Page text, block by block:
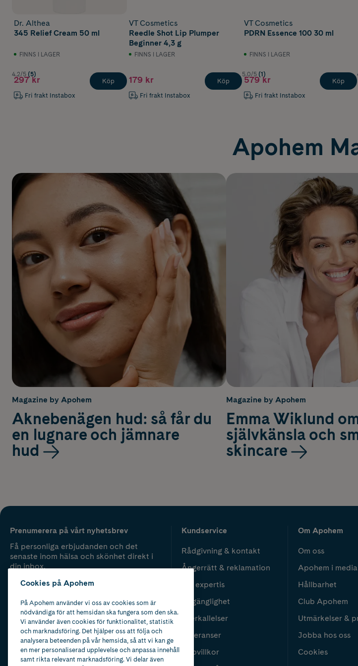
Dr. Althea
345 Relief Cream 50 ml
FINNS I LAGER
4.2/5 (5)
297 kr
Fri frakt Instabox
Köp
VT Cosmetics
Reedle Shot Lip Plumper
Beginner 4,3 g
FINNS I LAGER
179 kr
Fri frakt Instabox
Köp
VT Cosmetics
PDRN Essence 100 30 ml
FINNS I LAGER
5.0/5 (1)
579 kr
Fri frakt Instabox
Köp
Apohem
Magazine by Apohem
Aknebenägen hud: så får du
en lugnare och jämnare
hud
Magazine by Apohem
Emma Wiklund
självkänsla och
skincare
Prenumerera på vårt nyhetsbrev
Få personliga erbjudanden och det
senaste inom hälsa och skönhet direkt i
din inbox.
Kundservice
Rådgivning & kontakt
Ångerrätt & reklamation
Vår expertis
Tillgänglighet
Återkallelser
Leveranser
Köpvillkor
Om Apohem
Om oss
Apohem i media
Hållbarhet
Club Apohem
Utmärkelser &
Jobba hos oss
Cookies
Cookies på Apohem
På Apohem använder vi oss av cookies som är
nödvändiga för att hemsidan ska fungera som den ska.
Vi använder även cookies för funktionalitet, statistik
och marknadsföring. Det hjälper oss att följa och
analysera beteenden på vår hemsida, så att vi kan ge
en mer personaliserad upplevelse och anpassa innehåll
samt rikta relevant marknadsföring. Vi delar även